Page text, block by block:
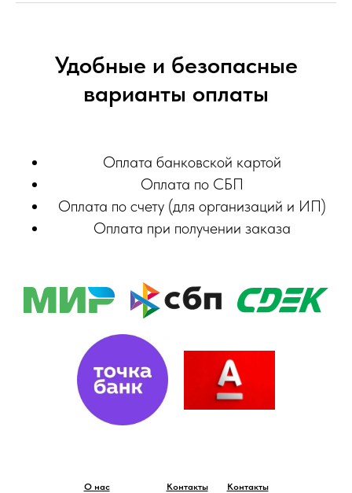
Удобные и безопасные
варианты оплаты
Оплата банковской картой
Оплата по СБП
Оплата по счету (для организаций и ИП)
Оплата при получении заказа
О нас Контакты Контакты